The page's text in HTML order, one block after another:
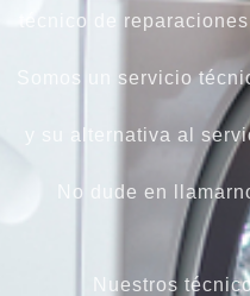
técnico de
Somos un servicio
y su alternativa al
No dude en
Nuestros